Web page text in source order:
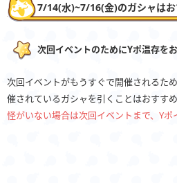
7/14(水)~7/16(金)のガシャは
次回イベントのためにYポ温存を
次回イベントがもうすぐで開催されるた
催されているガシャを引くことはおすすめ
怪がいない場合は次回イベントまで、Yポ